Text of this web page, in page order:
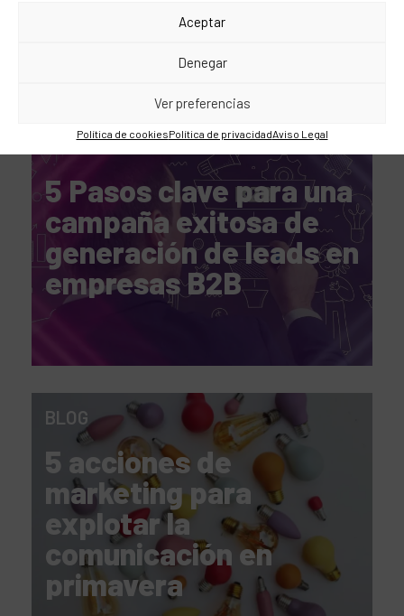
Aceptar
Denegar
Ver preferencias
Política de cookiesPolítica de privacidadAviso Legal
BLOG
5 Pasos clave para una
campaña exitosa de
generación de leads en
empresas B2B
BLOG
5 acciones de
marketing para
explotar la
comunicación en
primavera